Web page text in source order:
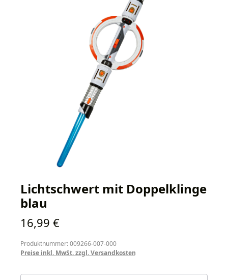
Lichtschwert mit Doppelklinge
blau
Regulärer Preis:
16,99 €
Produktnummer: 009266-007-000
Preise inkl. MwSt. zzgl. Versandkosten